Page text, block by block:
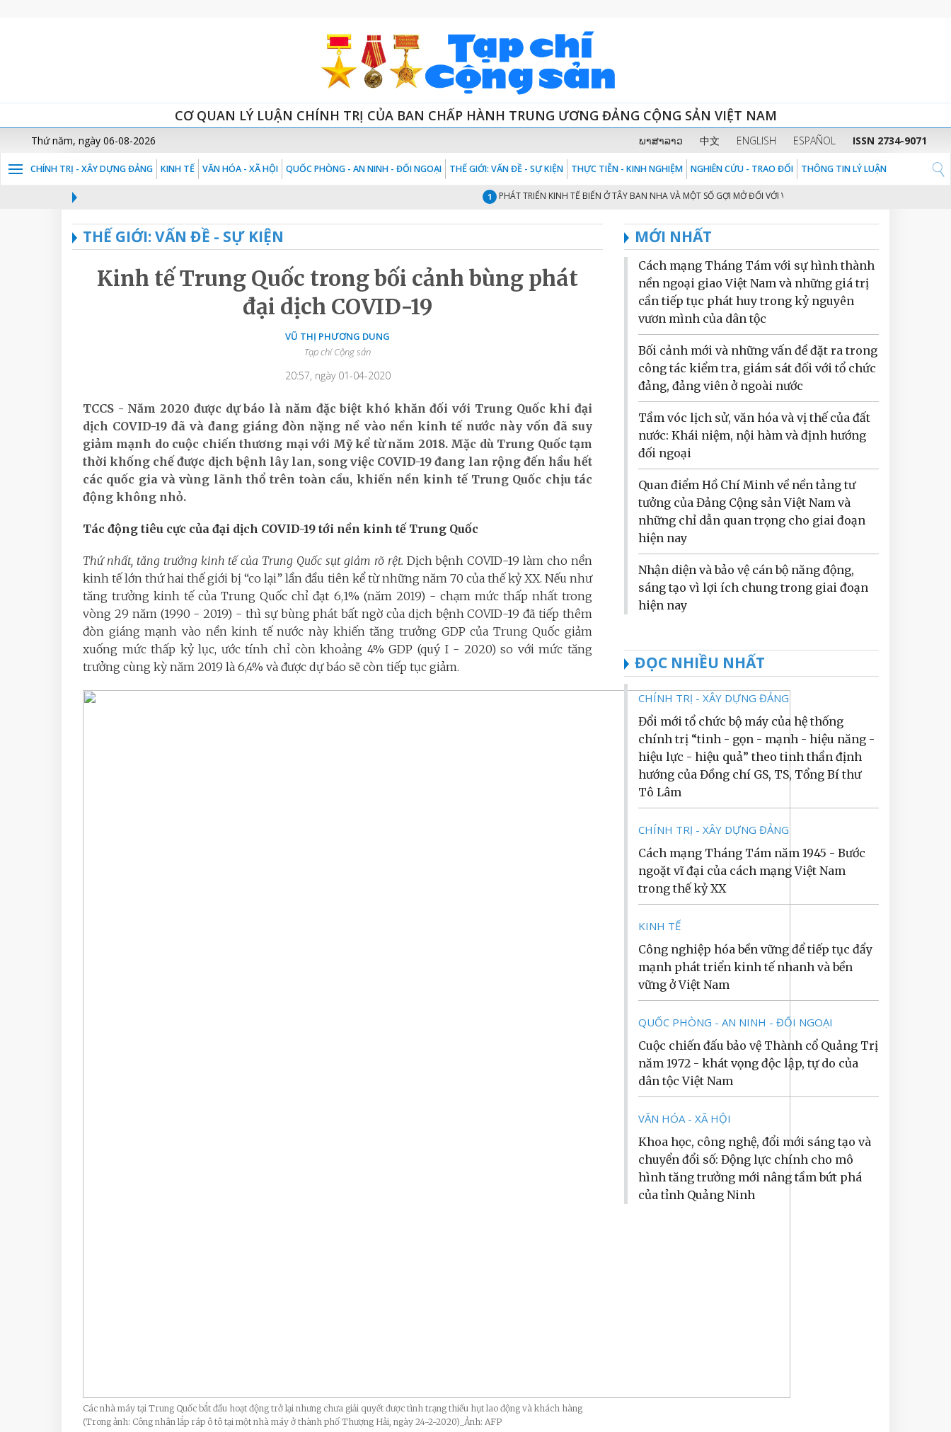
CƠ QUAN LÝ LUẬN CHÍNH TRỊ CỦA BAN CHẤP HÀNH TRUNG ƯƠNG ĐẢNG CỘNG SẢN VIỆT NAM
Thứ năm, ngày 06-08-2026 ພາສາລາວ 中文 ENGLISH ESPAÑOL ISSN 2734-9071
CHÍNH TRỊ - XÂY DỰNG ĐẢNG KINH TẾ VĂN HÓA - XÃ HỘI QUỐC PHÒNG - AN NINH - ĐỐI NGOẠI THẾ GIỚI: VẤN ĐỀ - SỰ KIỆN THỰC TIỄN - KINH NGHIỆM NGHIÊN CỨU - TRAO ĐỔI THÔNG TIN LÝ LUẬN
PHÁT TRIỂN KINH TẾ BIỂN Ở TÂY BAN NHA VÀ MỘT SỐ GỢI MỞ ĐỐI VỚI VIỆT NAM
THẾ GIỚI: VẤN ĐỀ - SỰ KIỆN
Kinh tế Trung Quốc trong bối cảnh bùng phát
đại dịch COVID-19
VŨ THỊ PHƯƠNG DUNG
Tạp chí Cộng sản
20:57, ngày 01-04-2020
TCCS - Năm 2020 được dự báo là năm đặc biệt khó khăn đối với Trung Quốc khi đại
dịch COVID-19 đã và đang giáng đòn nặng nề vào nền kinh tế nước này vốn đã suy
giảm mạnh do cuộc chiến thương mại với Mỹ kể từ năm 2018. Mặc dù Trung Quốc tạm
thời khống chế được dịch bệnh lây lan, song việc COVID-19 đang lan rộng đến hầu hết
các quốc gia và vùng lãnh thổ trên toàn cầu, khiến nền kinh tế Trung Quốc chịu tác
động không nhỏ.
Tác động tiêu cực của đại dịch COVID-19 tới nền kinh tế Trung Quốc
Thứ nhất, tăng trưởng kinh tế của Trung Quốc sụt giảm rõ rệt. Dịch bệnh COVID-19 làm cho nền
kinh tế lớn thứ hai thế giới bị “co lại” lần đầu tiên kể từ những năm 70 của thế kỷ XX. Nếu như
tăng trưởng kinh tế của Trung Quốc chỉ đạt 6,1% (năm 2019) - chạm mức thấp nhất trong
vòng 29 năm (1990 - 2019) - thì sự bùng phát bất ngờ của dịch bệnh COVID-19 đã tiếp thêm
đòn giáng mạnh vào nền kinh tế nước này khiến tăng trưởng GDP của Trung Quốc giảm
xuống mức thấp kỷ lục, ước tính chỉ còn khoảng 4% GDP (quý I - 2020) so với mức tăng
trưởng cùng kỳ năm 2019 là 6,4% và được dự báo sẽ còn tiếp tục giảm.
Các nhà máy tại Trung Quốc bắt đầu hoạt động trở lại nhưng chưa giải quyết được tình trạng thiếu hụt lao động và khách hàng
(Trong ảnh: Công nhân lắp ráp ô tô tại một nhà máy ở thành phố Thượng Hải, ngày 24-2-2020)_Ảnh: AFP
MỚI NHẤT
Cách mạng Tháng Tám với sự hình thành
nền ngoại giao Việt Nam và những giá trị
cần tiếp tục phát huy trong kỷ nguyên
vươn mình của dân tộc
Bối cảnh mới và những vấn đề đặt ra trong
công tác kiểm tra, giám sát đối với tổ chức
đảng, đảng viên ở ngoài nước
Tầm vóc lịch sử, văn hóa và vị thế của đất
nước: Khái niệm, nội hàm và định hướng
đối ngoại
Quan điểm Hồ Chí Minh về nền tảng tư
tưởng của Đảng Cộng sản Việt Nam và
những chỉ dẫn quan trọng cho giai đoạn
hiện nay
Nhận diện và bảo vệ cán bộ năng động,
sáng tạo vì lợi ích chung trong giai đoạn
hiện nay
ĐỌC NHIỀU NHẤT
CHÍNH TRỊ - XÂY DỰNG ĐẢNG
Đổi mới tổ chức bộ máy của hệ thống
chính trị “tinh - gọn - mạnh - hiệu năng -
hiệu lực - hiệu quả” theo tinh thần định
hướng của Đồng chí GS, TS, Tổng Bí thư
Tô Lâm
CHÍNH TRỊ - XÂY DỰNG ĐẢNG
Cách mạng Tháng Tám năm 1945 - Bước
ngoặt vĩ đại của cách mạng Việt Nam
trong thế kỷ XX
KINH TẾ
Công nghiệp hóa bền vững để tiếp tục đẩy
mạnh phát triển kinh tế nhanh và bền
vững ở Việt Nam
QUỐC PHÒNG - AN NINH - ĐỐI NGOẠI
Cuộc chiến đấu bảo vệ Thành cổ Quảng Trị
năm 1972 - khát vọng độc lập, tự do của
dân tộc Việt Nam
VĂN HÓA - XÃ HỘI
Khoa học, công nghệ, đổi mới sáng tạo và
chuyển đổi số: Động lực chính cho mô
hình tăng trưởng mới nâng tầm bứt phá
của tỉnh Quảng Ninh